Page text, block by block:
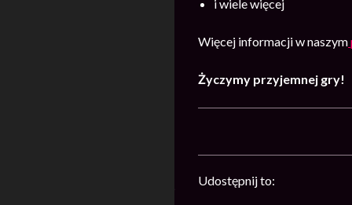
i wiele więcej
Więcej informacji w naszym
Życzymy przyjemnej gry!
Udostępnij to: